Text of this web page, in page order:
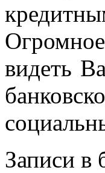
видеть
Записи в